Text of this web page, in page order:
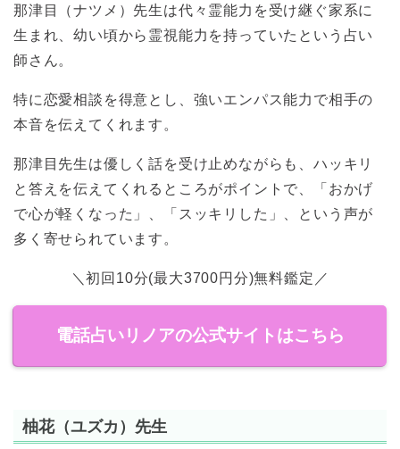
那津目（ナツメ）先生は代々霊能力を受け継ぐ家系に
生まれ、幼い頃から霊視能力を持っていたという占い
師さん。
特に恋愛相談を得意とし、強いエンパス能力で相手の
本音を伝えてくれます。
那津目先生は優しく話を受け止めながらも、ハッキリ
と答えを伝えてくれるところがポイントで、「おかげ
で心が軽くなった」、「スッキリした」、という声が
多く寄せられています。
＼初回10分(最大3700円分)無料鑑定／
電話占いリノアの公式サイトはこちら
柚花（ユズカ）先生